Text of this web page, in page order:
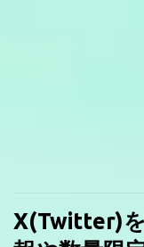
X(Twitter)